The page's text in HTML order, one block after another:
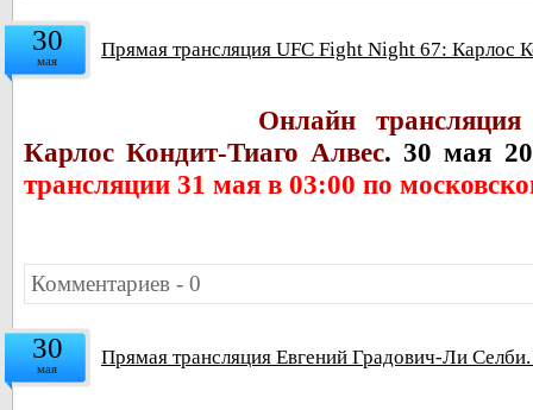
30
мая Прямая трансляция UFC Fight Night 67:
Онлайн
Карлос Кондит-Тиаго Алвес.30 мая
трансляции 31 мая в 03:00 по
Комментариев - 0
30
мая Прямая трансляция Евгений Градович-Ли